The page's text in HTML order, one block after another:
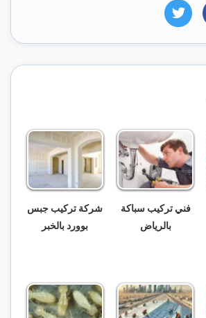
فيسبوك تويتر
فني تركيب سباكة
بالرياض
شركة تركيب جبس
بوورد بالخبر